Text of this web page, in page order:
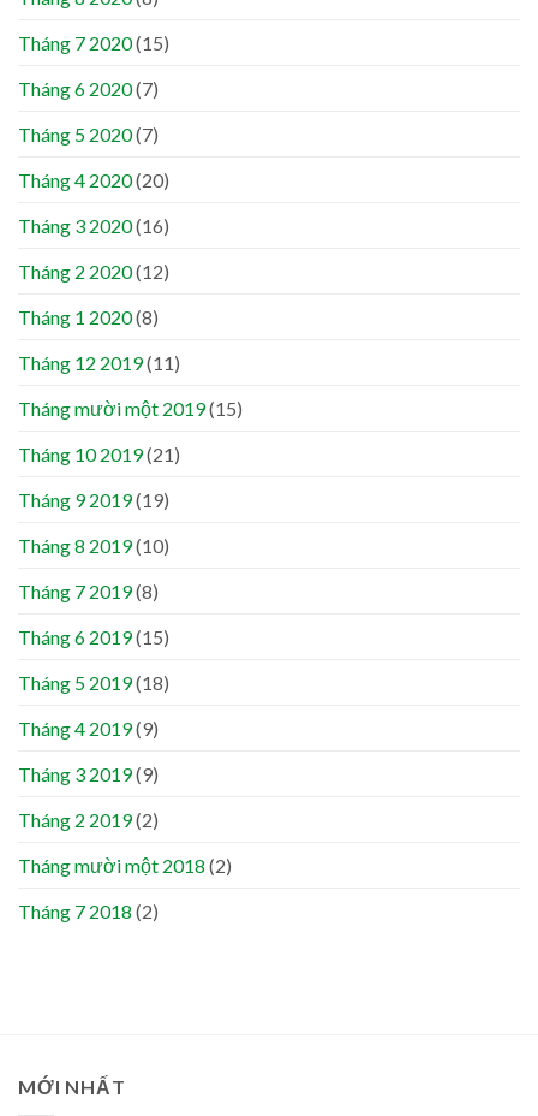
Tháng 7 2020(15)
Tháng 6 2020(7)
Tháng 5 2020(7)
Tháng 4 2020(20)
Tháng 3 2020(16)
Tháng 2 2020(12)
Tháng 1 2020(8)
Tháng 12 2019(11)
Tháng mười một 2019(15)
Tháng 10 2019(21)
Tháng 9 2019(19)
Tháng 8 2019(10)
Tháng 7 2019(8)
Tháng 6 2019(15)
Tháng 5 2019(18)
Tháng 4 2019(9)
Tháng 3 2019(9)
Tháng 2 2019(2)
Tháng mười một 2018 (2)
Tháng 7 2018 (2)
MỚI NHẤT